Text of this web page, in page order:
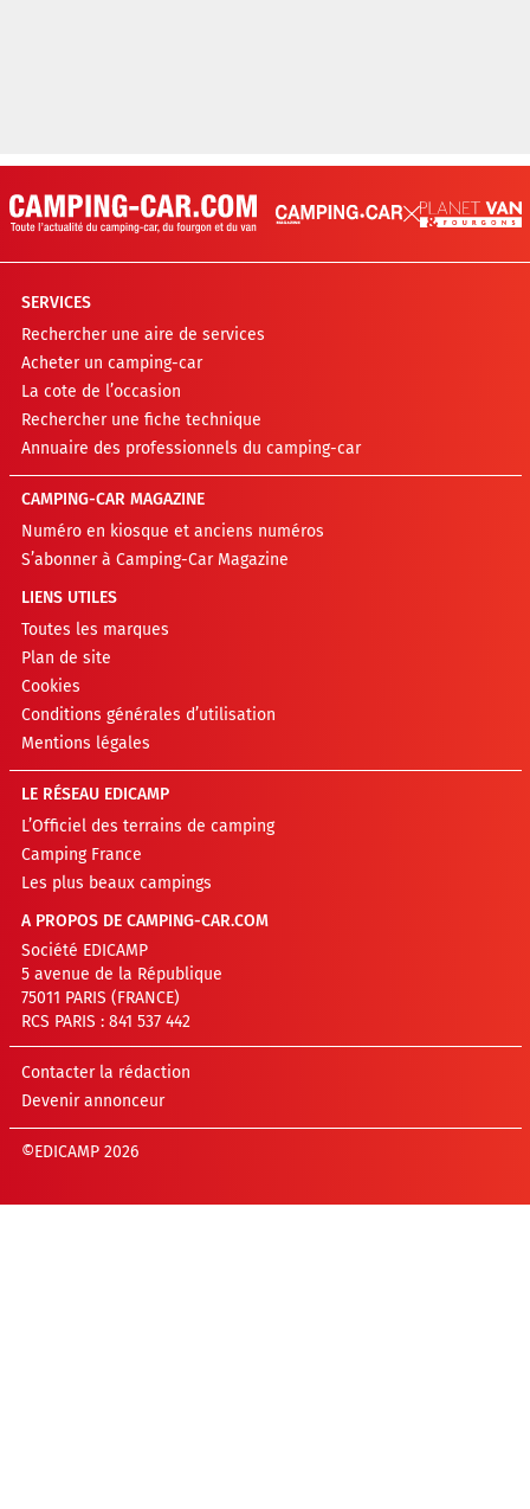
SERVICES
Rechercher une aire de services
Acheter un camping-car
La cote de l’occasion
Rechercher une fiche technique
Annuaire des professionnels du camping-car
CAMPING-CAR MAGAZINE
Numéro en kiosque et anciens numéros
S’abonner à Camping-Car Magazine
LIENS UTILES
Toutes les marques
Plan de site
Cookies
Conditions générales d’utilisation
Mentions légales
LE RÉSEAU EDICAMP
L’Officiel des terrains de camping
Camping France
Les plus beaux campings
A PROPOS DE CAMPING-CAR.COM
Société EDICAMP
5 avenue de la République
75011 PARIS (FRANCE)
RCS PARIS : 841 537 442
Contacter la rédaction
Devenir annonceur
©EDICAMP 2026